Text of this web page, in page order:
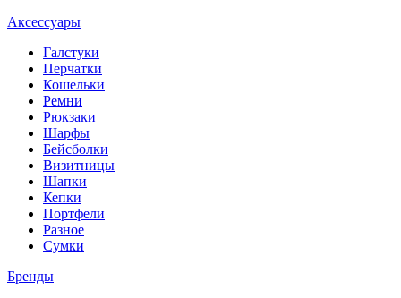
Аксессуары
Галстуки
Перчатки
Кошельки
Ремни
Рюкзаки
Шарфы
Бейсболки
Визитницы
Шапки
Кепки
Портфели
Разное
Сумки
Бренды